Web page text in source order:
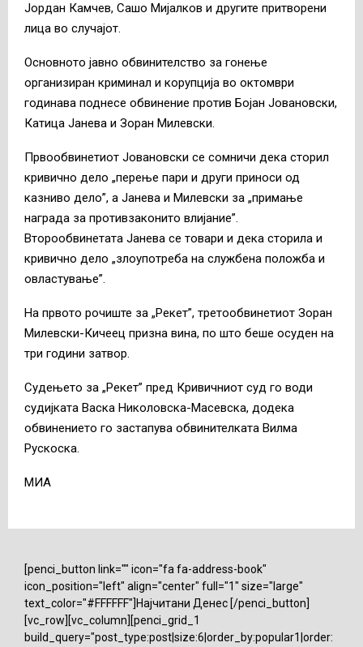
Јордан Камчев, Сашо Мијалков и другите притворени
лица во случајот.
Основното јавно обвинителство за гонење
организиран криминал и корупција во октомври
годинава поднесе обвинение против Бојан Јовановски,
Катица Јанева и Зоран Милевски.
Првообвинетиот Јовановски се сомничи дека сторил
кривично дело „перење пари и други приноси од
казниво дело”, а Јанева и Милевски за „примање
награда за противзаконито влијание”.
Второобвинетата Јанева се товари и дека сторила и
кривично дело „злоупотреба на службена положба и
овластување”.
На првото рочиште за „Рекет”, третообвинетиот Зоран
Милевски-Кичеец призна вина, по што беше осуден на
три години затвор.
Судењето за „Рекет” пред Кривичниот суд го води
судијката Васка Николовска-Масевска, додека
обвинението го застапува обвинителката Вилма
Рускоска.
МИА
[penci_button link="" icon="fa fa-address-book"
icon_position="left" align="center" full="1" size="large"
text_color="#FFFFFF"]Најчитани Денес [/penci_button]
[vc_row][vc_column][penci_grid_1
build_query="post_type:post|size:6|order_by:popular1|order: